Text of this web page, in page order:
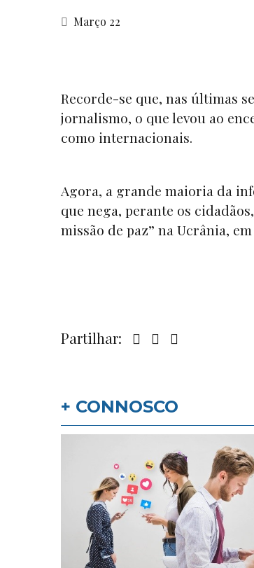
Março 22
Recorde-se que, nas últimas
jornalismo, o que levou ao
como internacionais.
Agora, a grande maioria da
que nega, perante os
missão de paz” na Ucrânia,
Partilhar:
+ CONNOSCO